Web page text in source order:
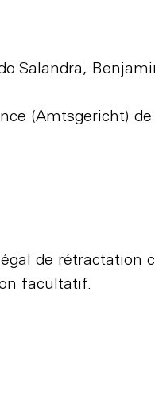
Salandra,
(Amtsgericht) de
de
facultatif.